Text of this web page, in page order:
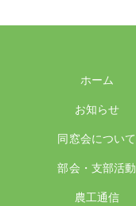
ホーム
お知らせ
同窓会について
部会・支部活動
農工通信